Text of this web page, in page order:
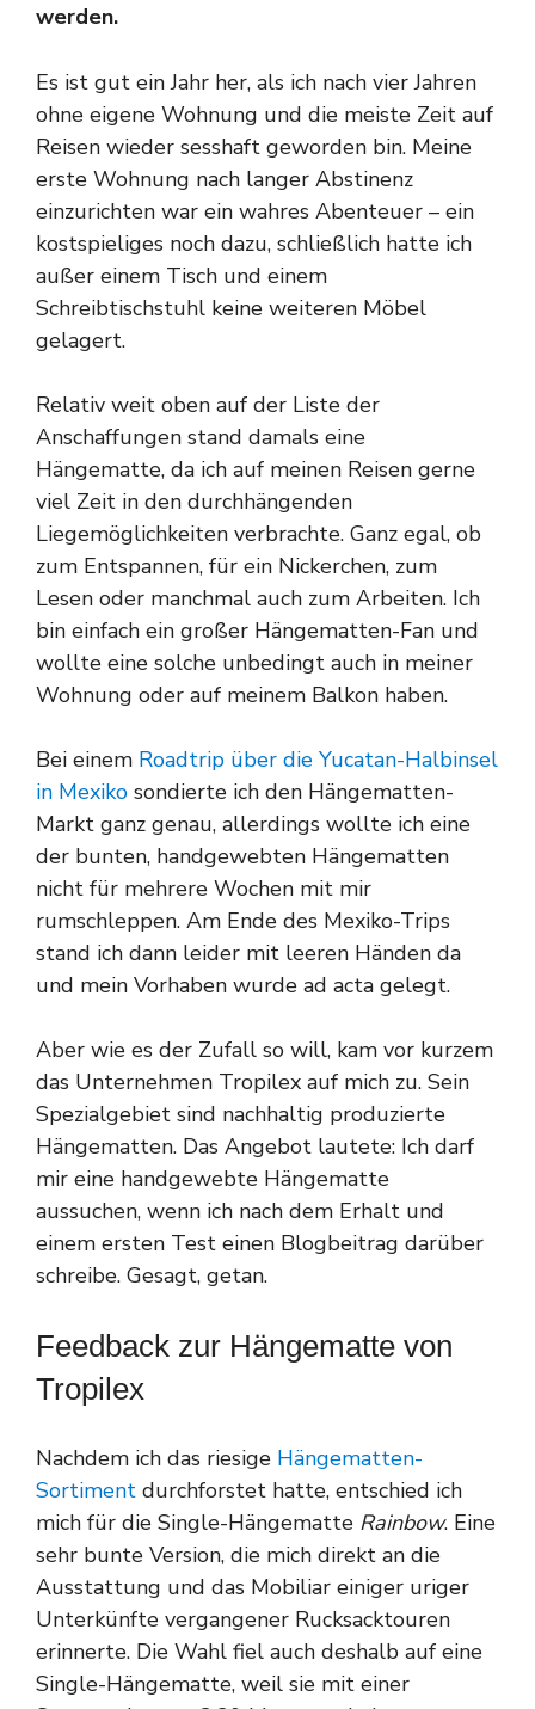
werden.
Es ist gut ein Jahr her, als ich nach vier Jahren
ohne eigene Wohnung und die meiste Zeit auf
Reisen wieder sesshaft geworden bin. Meine
erste Wohnung nach langer Abstinenz
einzurichten war ein wahres Abenteuer – ein
kostspieliges noch dazu, schließlich hatte ich
außer einem Tisch und einem
Schreibtischstuhl keine weiteren Möbel
gelagert.
Relativ weit oben auf der Liste der
Anschaffungen stand damals eine
Hängematte, da ich auf meinen Reisen gerne
viel Zeit in den durchhängenden
Liegemöglichkeiten verbrachte. Ganz egal, ob
zum Entspannen, für ein Nickerchen, zum
Lesen oder manchmal auch zum Arbeiten. Ich
bin einfach ein großer Hängematten-Fan und
wollte eine solche unbedingt auch in meiner
Wohnung oder auf meinem Balkon haben.
Bei einem Roadtrip über die Yucatan-Halbinsel
in Mexiko sondierte ich den Hängematten-
Markt ganz genau, allerdings wollte ich eine
der bunten, handgewebten Hängematten
nicht für mehrere Wochen mit mir
rumschleppen. Am Ende des Mexiko-Trips
stand ich dann leider mit leeren Händen da
und mein Vorhaben wurde ad acta gelegt.
Aber wie es der Zufall so will, kam vor kurzem
das Unternehmen Tropilex auf mich zu. Sein
Spezialgebiet sind nachhaltig produzierte
Hängematten. Das Angebot lautete: Ich darf
mir eine handgewebte Hängematte
aussuchen, wenn ich nach dem Erhalt und
einem ersten Test einen Blogbeitrag darüber
schreibe. Gesagt, getan.
Feedback zur Hängematte von
Tropilex
Nachdem ich das riesige Hängematten-
Sortiment durchforstet hatte, entschied ich
mich für die Single-Hängematte Rainbow. Eine
sehr bunte Version, die mich direkt an die
Ausstattung und das Mobiliar einiger uriger
Unterkünfte vergangener Rucksacktouren
erinnerte. Die Wahl fiel auch deshalb auf eine
Single-Hängematte, weil sie mit einer